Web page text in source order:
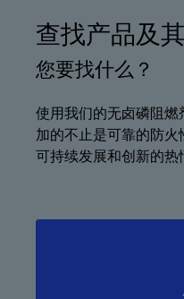
查找产品及
您要找什么？
使用我们的无卤磷阻
加的不止是可靠的防
可持续发展和创新的热